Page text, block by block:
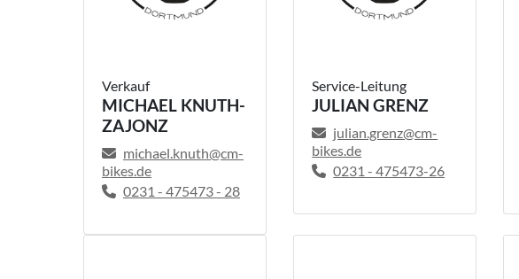
Verkauf
MICHAEL KNUTH-
ZAJONZ
michael.knuth@cm-
bikes.de
0231 - 475473 - 28
Service-Leitung
JULIAN GRENZ
julian.grenz@cm-
bikes.de
0231 - 475473-26